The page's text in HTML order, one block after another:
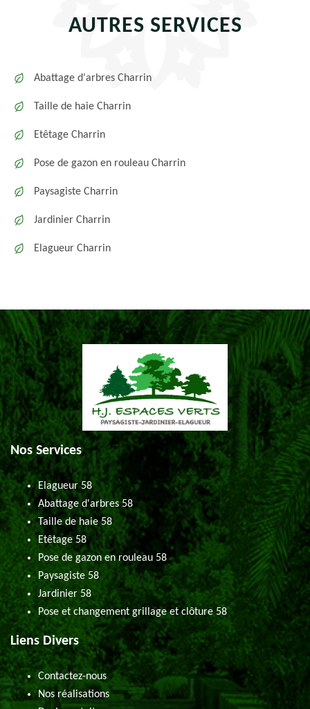
AUTRES SERVICES
Abattage d'arbres Charrin
Taille de haie Charrin
Etêtage Charrin
Pose de gazon en rouleau Charrin
Paysagiste Charrin
Jardinier Charrin
Elagueur Charrin
Nos Services
Elagueur 58
Abattage d'arbres 58
Taille de haie 58
Etêtage 58
Pose de gazon en rouleau 58
Paysagiste 58
Jardinier 58
Pose et changement grillage et clôture 58
Liens Divers
Contactez-nous
Nos réalisations